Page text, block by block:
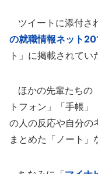
ツイートに添付さ
の就職情報ネット
ト」に掲載されてい
ほかの先輩たちの
トフォン」「手帳
の人の反応や自分の
まとめた「ノート」